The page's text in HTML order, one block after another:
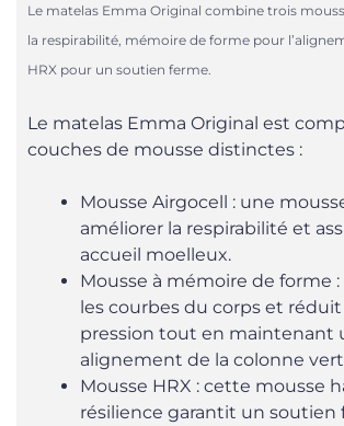
Le matelas Emma Original combine trois
la respirabilité, mémoire de forme pour
HRX pour un soutien ferme.
Le matelas Emma Original est
couches de mousse distinctes :
Mousse Airgocell : une
améliorer la respirabilité et
accueil moelleux.
Mousse à mémoire de forme
les courbes du corps et
pression tout en maintenant
alignement de la colonne
Mousse HRX : cette mousse
résilience garantit un soutien